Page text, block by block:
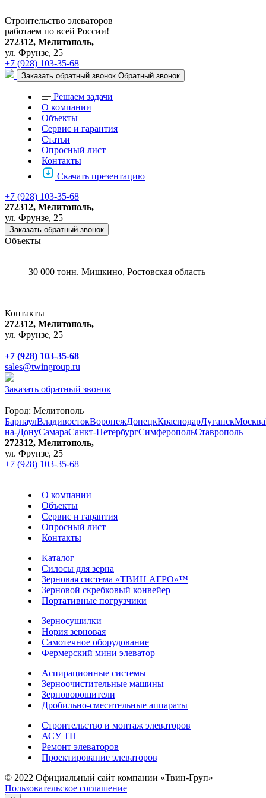
Строительство элеваторов
работаем по всей России!
272312, Мелитополь,
ул. Фрунзе, 25
+7 (928) 103-35-68
Заказать обратный звонок Обратный звонок
Решаем задачи
О компании
Объекты
Сервис и гарантия
Статьи
Опросный лист
Контакты
Скачать презентацию
+7 (928) 103-35-68
272312, Мелитополь,
ул. Фрунзе, 25
Заказать обратный звонок
Объекты
30 000 тонн. Мишкино, Ростовская область
Контакты
272312, Мелитополь,
ул. Фрунзе, 25
+7 (928) 103-35-68
sales@twingroup.ru
Заказать обратный звонок
Город: Мелитополь
БарнаулВладивостокВоронежДонецкКраснодарЛуганскМосква
на-ДонуСамараСанкт-ПетербургСимферопольСтаврополь
272312, Мелитополь,
ул. Фрунзе, 25
+7 (928) 103-35-68
О компании
Объекты
Сервис и гарантия
Опросный лист
Контакты
Каталог
Силосы для зерна
Зерновая система «ТВИН АГРО»™
Зерновой скребковый конвейер
Портативные погрузчики
Зерносушилки
Нория зерновая
Самотечное оборудование
Фермерский мини элеватор
Аспирационные системы
Зерноочистительные машины
Зерноворошители
Дробильно-смесительные аппараты
Строительство и монтаж элеваторов
АСУ ТП
Ремонт элеваторов
Проектирование элеваторов
© 2022 Официальный сайт компании «Твин-Груп»
Пользовательское соглашение